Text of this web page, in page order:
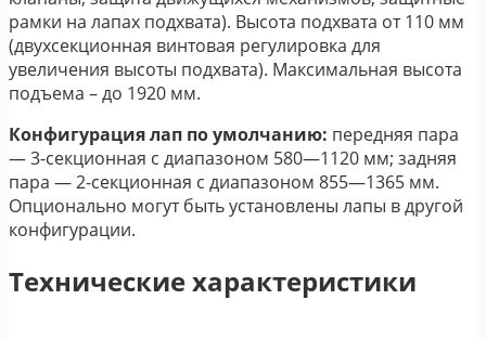
рамки на лапах подхвата). Высота подхвата от 110 мм
(двухсекционная винтовая регулировка для
увеличения высоты подхвата). Максимальная высота
подъема – до 1920 мм.
Конфигурация лап по умолчанию: передняя пара
— 3-секционная с диапазоном 580—1120 мм; задняя
пара — 2-секционная с диапазоном 855—1365 мм.
Опционально могут быть установлены лапы в другой
конфигурации.
Технические характеристики